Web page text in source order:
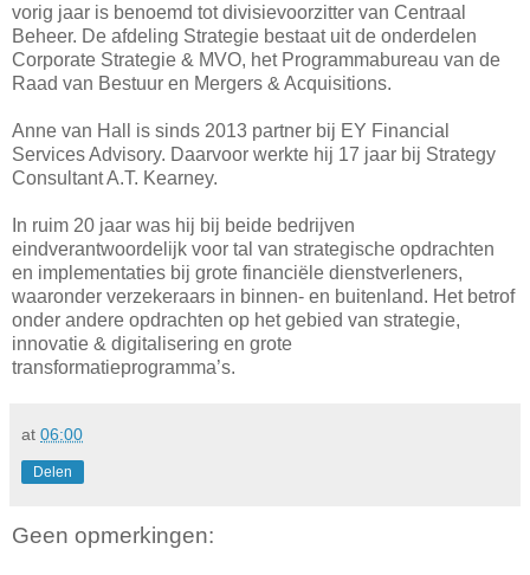
vorig jaar is benoemd tot divisievoorzitter van Centraal
Beheer. De afdeling Strategie bestaat uit de onderdelen
Corporate Strategie & MVO, het Programmabureau van de
Raad van Bestuur en Mergers & Acquisitions.
Anne van Hall is sinds 2013 partner bij EY Financial
Services Advisory. Daarvoor werkte hij 17 jaar bij Strategy
Consultant A.T. Kearney.
In ruim 20 jaar was hij bij beide bedrijven
eindverantwoordelijk voor tal van strategische opdrachten
en implementaties bij grote financiële dienstverleners,
waaronder verzekeraars in binnen- en buitenland. Het betrof
onder andere opdrachten op het gebied van strategie,
innovatie & digitalisering en grote
transformatieprogramma’s.
at 06:00
Delen
Geen opmerkingen: